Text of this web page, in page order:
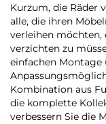
Kurzum, die Räder
alle, die ihren
verleihen möchten,
verzichten zu
einfachen
Kombination aus
die komplette
verbessern Sie die